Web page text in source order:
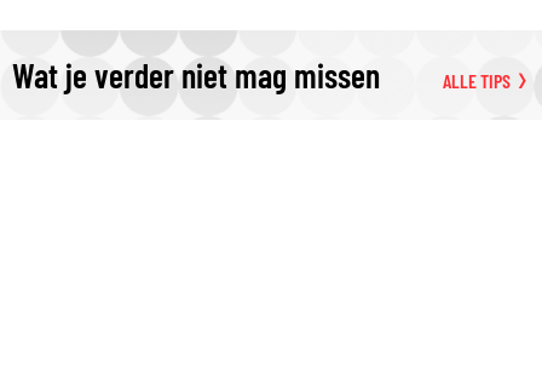
Wat je verder niet mag missen ALLE TIPS